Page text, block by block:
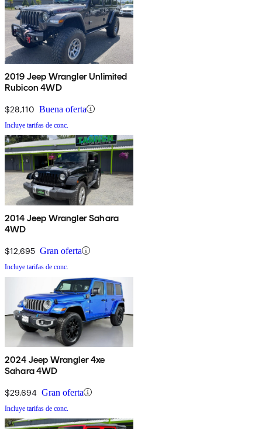
2019 Jeep Wrangler Unlimited
Rubicon 4WD
$28,110 Buena oferta
Incluye tarifas de conc.
2014 Jeep Wrangler Sahara
4WD
$12,695 Gran oferta
Incluye tarifas de conc.
2024 Jeep Wrangler 4xe
Sahara 4WD
$29,694 Gran oferta
Incluye tarifas de conc.